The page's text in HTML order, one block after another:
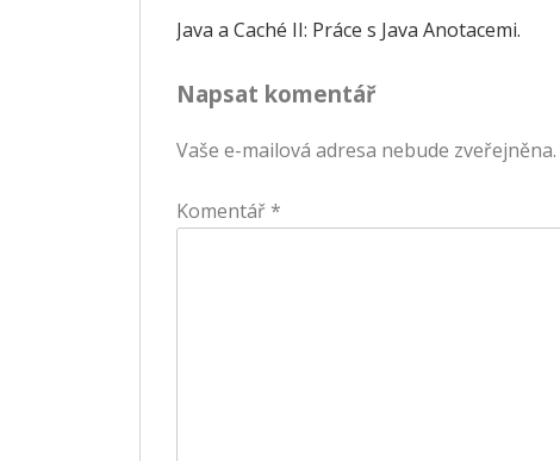
Navigace
pro
příspěvek
Java a Caché II: Práce s Java Anotacemi.
Napsat komentář
Vaše e-mailová adresa nebude zveřejněna.
Komentář *